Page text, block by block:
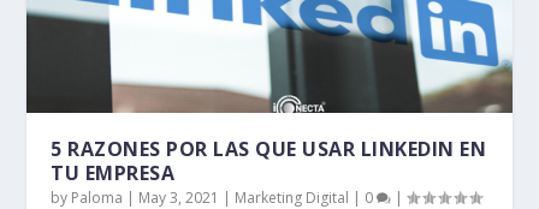
5 RAZONES POR LAS QUE USAR LINKEDIN EN
TU EMPRESA
by Paloma | May 3, 2021 | Marketing Digital | 0 |